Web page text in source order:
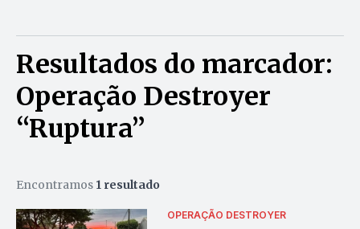
Resultados do marcador:
Operação Destroyer
“Ruptura”
Encontramos 1 resultado
OPERAÇÃO DESTROYER